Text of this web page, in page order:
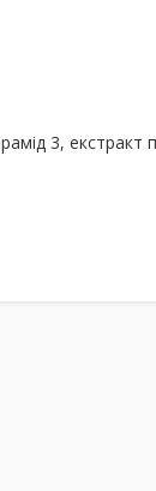
3, екстракт